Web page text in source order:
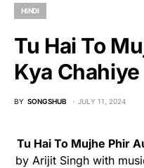
HINDI
Tu Hai To
Kya
BY SONGSHUB JULY 11, 2024
Tu Hai To Mujhe Phir
by Arijit Singh with